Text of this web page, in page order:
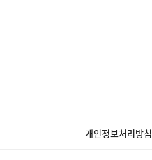
개인정보처리방침